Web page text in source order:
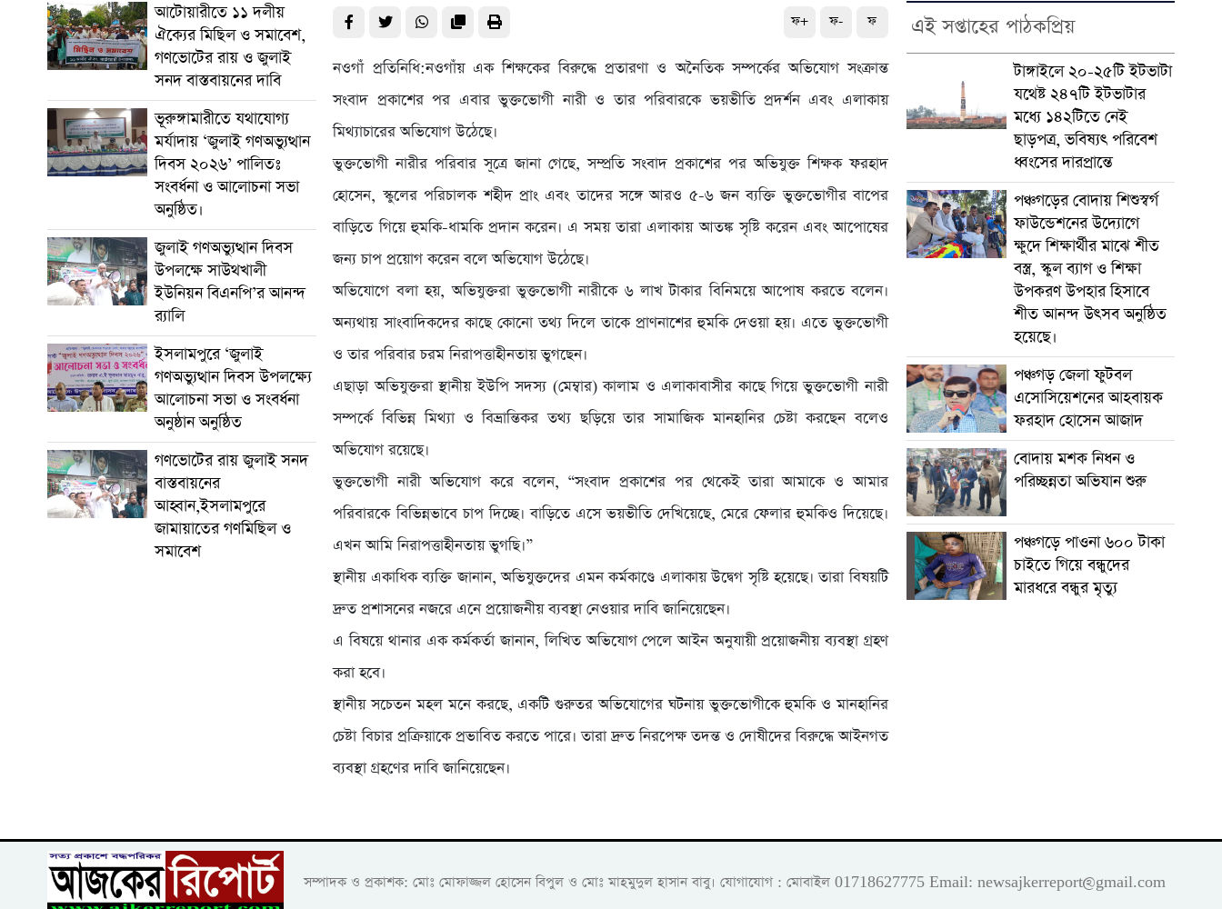
আটোয়ারীতে ১১ দলীয়
ঐক্যের মিছিল ও সমাবেশ,
গণভোটের রায় ও জুলাই
সনদ বাস্তবায়নের দাবি
ভূরুঙ্গামারীতে যথাযোগ্য
মর্যাদায় ‘জুলাই গণঅভ্যুত্থান
দিবস ২০২৬’ পালিতঃ
সংবর্ধনা ও আলোচনা সভা
অনুষ্ঠিত।
জুলাই গণঅভ্যুত্থান দিবস
উপলক্ষে সাউথখালী
ইউনিয়ন বিএনপি’র আনন্দ
র‍্যালি
ইসলামপুরে ‘জুলাই
গণঅভ্যুত্থান দিবস উপলক্ষ্যে
আলোচনা সভা ও সংবর্ধনা
অনুষ্ঠান অনুষ্ঠিত
গণভোটের রায় জুলাই সনদ
বাস্তবায়নের
আহ্বান,ইসলামপুরে
জামায়াতের গণমিছিল ও
সমাবেশ
ফ+ ফ- ফ
নওগাঁ প্রতিনিধি:নওগাঁয় এক শিক্ষকের বিরুদ্ধে প্রতারণা ও অনৈতিক সম্পর্কের অভিযোগ সংক্রান্ত
সংবাদ প্রকাশের পর এবার ভুক্তভোগী নারী ও তার পরিবারকে ভয়ভীতি প্রদর্শন এবং এলাকায়
মিথ্যাচারের অভিযোগ উঠেছে।
ভুক্তভোগী নারীর পরিবার সূত্রে জানা গেছে, সম্প্রতি সংবাদ প্রকাশের পর অভিযুক্ত শিক্ষক ফরহাদ
হোসেন, স্কুলের পরিচালক শহীদ প্রাং এবং তাদের সঙ্গে আরও ৫-৬ জন ব্যক্তি ভুক্তভোগীর বাপের
বাড়িতে গিয়ে হুমকি-ধামকি প্রদান করেন। এ সময় তারা এলাকায় আতঙ্ক সৃষ্টি করেন এবং আপোষের
জন্য চাপ প্রয়োগ করেন বলে অভিযোগ উঠেছে।
অভিযোগে বলা হয়, অভিযুক্তরা ভুক্তভোগী নারীকে ৬ লাখ টাকার বিনিময়ে আপোষ করতে বলেন।
অন্যথায় সাংবাদিকদের কাছে কোনো তথ্য দিলে তাকে প্রাণনাশের হুমকি দেওয়া হয়। এতে ভুক্তভোগী
ও তার পরিবার চরম নিরাপত্তাহীনতায় ভুগছেন।
এছাড়া অভিযুক্তরা স্থানীয় ইউপি সদস্য (মেম্বার) কালাম ও এলাকাবাসীর কাছে গিয়ে ভুক্তভোগী নারী
সম্পর্কে বিভিন্ন মিথ্যা ও বিভ্রান্তিকর তথ্য ছড়িয়ে তার সামাজিক মানহানির চেষ্টা করছেন বলেও
অভিযোগ রয়েছে।
ভুক্তভোগী নারী অভিযোগ করে বলেন, “সংবাদ প্রকাশের পর থেকেই তারা আমাকে ও আমার
পরিবারকে বিভিন্নভাবে চাপ দিচ্ছে। বাড়িতে এসে ভয়ভীতি দেখিয়েছে, মেরে ফেলার হুমকিও দিয়েছে।
এখন আমি নিরাপত্তাহীনতায় ভুগছি।”
স্থানীয় একাধিক ব্যক্তি জানান, অভিযুক্তদের এমন কর্মকাণ্ডে এলাকায় উদ্বেগ সৃষ্টি হয়েছে। তারা বিষয়টি
দ্রুত প্রশাসনের নজরে এনে প্রয়োজনীয় ব্যবস্থা নেওয়ার দাবি জানিয়েছেন।
এ বিষয়ে থানার এক কর্মকর্তা জানান, লিখিত অভিযোগ পেলে আইন অনুযায়ী প্রয়োজনীয় ব্যবস্থা গ্রহণ
করা হবে।
স্থানীয় সচেতন মহল মনে করছে, একটি গুরুতর অভিযোগের ঘটনায় ভুক্তভোগীকে হুমকি ও মানহানির
চেষ্টা বিচার প্রক্রিয়াকে প্রভাবিত করতে পারে। তারা দ্রুত নিরপেক্ষ তদন্ত ও দোষীদের বিরুদ্ধে আইনগত
ব্যবস্থা গ্রহণের দাবি জানিয়েছেন।
এই সপ্তাহের পাঠকপ্রিয়
টাঙ্গাইলে ২০-২৫টি ইটভাটা
যথেষ্ট ২৪৭টি ইটভাটার
মধ্যে ১৪২টিতে নেই
ছাড়পত্র, ভবিষ্যৎ পরিবেশ
ধ্বংসের দারপ্রান্তে
পঞ্চগড়ের বোদায় শিশুস্বর্গ
ফাউন্ডেশনের উদ্যোগে
ক্ষুদে শিক্ষার্থীর মাঝে শীত
বস্ত্র, স্কুল ব্যাগ ও শিক্ষা
উপকরণ উপহার হিসাবে
শীত আনন্দ উৎসব অনুষ্ঠিত
হয়েছে।
পঞ্চগড় জেলা ফুটবল
এসোসিয়েশনের আহবায়ক
ফরহাদ হোসেন আজাদ
বোদায় মশক নিধন ও
পরিচ্ছন্নতা অভিযান শুরু
পঞ্চগড়ে পাওনা ৬০০ টাকা
চাইতে গিয়ে বন্ধুদের
মারধরে বন্ধুর মৃত্যু
সম্পাদক ও প্রকাশক: মোঃ মোফাজ্জল হোসেন বিপুল ও মোঃ মাহমুদুল হাসান বাবু। যোগাযোগ : মোবাইল 01718627775 Email: newsajkerreport@gmail.com